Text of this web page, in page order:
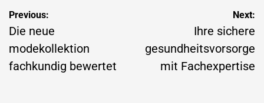
Previous:
Die neue
modekollektion
fachkundig bewertet
Next:
Ihre sichere
gesundheitsvorsorge
mit Fachexpertise